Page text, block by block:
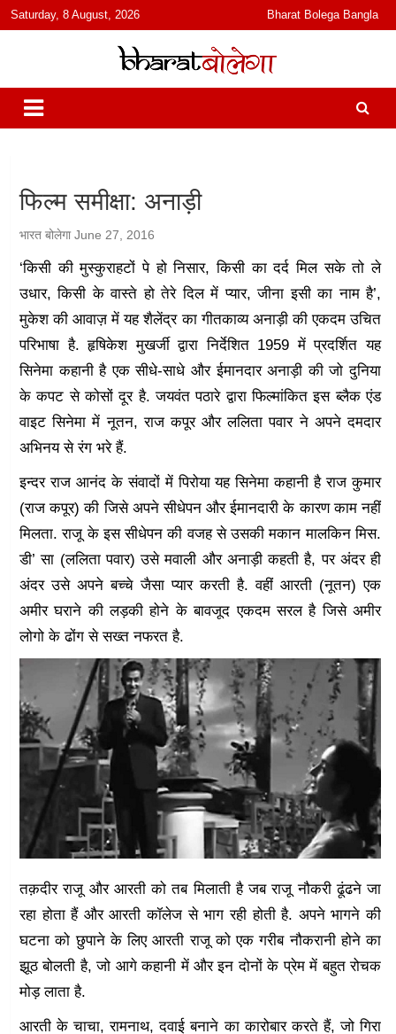
content
Saturday, 8 August, 2026 Bharat Bolega Bangla
भारत बोलेगा
हिंदी में समाचार, विचार, ऑडियो, वीडियो और फ़ीचर. भारत बोलेगा हिंदी न्यूज़ वेबसाइट
India: News, Views, Info, Trends & Podcast I जानकारी भी समझदारी भी
और पॉडकास्ट
फिल्म समीक्षा: अनाड़ी
भारत बोलेगा June 27, 2016
‘किसी की मुस्कुराहटों पे हो निसार, किसी का दर्द मिल सके तो ले
उधार, किसी के वास्ते हो तेरे दिल में प्यार, जीना इसी का नाम है’,
मुकेश की आवाज़ में यह शैलेंद्र का गीतकाव्य अनाड़ी की एकदम उचित
परिभाषा है. हृषिकेश मुखर्जी द्वारा निर्देशित 1959 में प्रदर्शित यह
सिनेमा कहानी है एक सीधे-साधे और ईमानदार अनाड़ी की जो दुनिया
के कपट से कोसों दूर है. जयवंत पठारे द्वारा फिल्मांकित इस ब्लैक एंड
वाइट सिनेमा में नूतन, राज कपूर और ललिता पवार ने अपने दमदार
अभिनय से रंग भरे हैं.
इन्दर राज आनंद के संवादों में पिरोया यह सिनेमा कहानी है राज कुमार
(राज कपूर) की जिसे अपने सीधेपन और ईमानदारी के कारण काम नहीं
मिलता. राजू के इस सीधेपन की वजह से उसकी मकान मालकिन मिस.
डी’ सा (ललिता पवार) उसे मवाली और अनाड़ी कहती है, पर अंदर ही
अंदर उसे अपने बच्चे जैसा प्यार करती है. वहीं आरती (नूतन) एक
अमीर घराने की लड़की होने के बावजूद एकदम सरल है जिसे अमीर
लोगो के ढोंग से सख्त नफरत है.
तक़दीर राजू और आरती को तब मिलाती है जब राजू नौकरी ढूंढने जा
रहा होता हैं और आरती कॉलेज से भाग रही होती है. अपने भागने की
घटना को छुपाने के लिए आरती राजू को एक गरीब नौकरानी होने का
झूठ बोलती है, जो आगे कहानी में और इन दोनों के प्रेम में बहुत रोचक
मोड़ लाता है.
आरती के चाचा, रामनाथ, दवाई बनाने का कारोबार करते हैं, जो गिरा